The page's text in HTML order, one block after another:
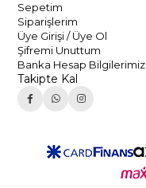
Sepetim
Siparişlerim
Üye Girişi / Üye Ol
Şifremi Unuttum
Banka Hesap Bilgilerimiz
Takipte Kal